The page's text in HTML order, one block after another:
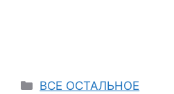
Categories
ВСЕ ОСТАЛЬНОЕ